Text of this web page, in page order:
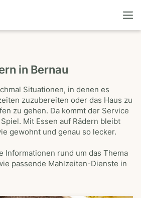
in Bernau
Situationen, in denen es
zuzubereiten oder das Haus zu
zu gehen. Da kommt der Service
Mit Essen auf Rädern bleibt
gewohnt und genau so lecker.
Informationen rund um das Thema
passende Mahlzeiten-Dienste in